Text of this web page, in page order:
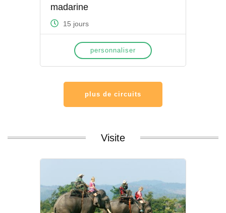
madarine
15 jours
personnaliser
plus de circuits
Visite